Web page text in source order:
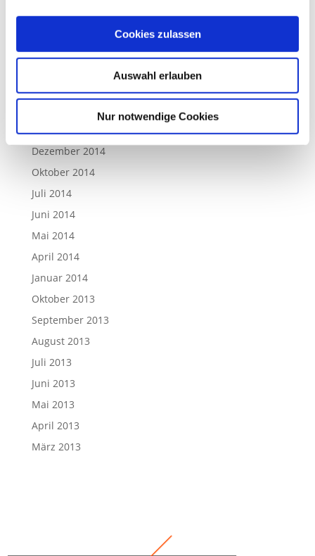
Cookies zulassen
Auswahl erlauben
Nur notwendige Cookies
Januar 2015
Dezember 2014
Oktober 2014
Juli 2014
Juni 2014
Mai 2014
April 2014
Januar 2014
Oktober 2013
September 2013
August 2013
Juli 2013
Juni 2013
Mai 2013
April 2013
März 2013